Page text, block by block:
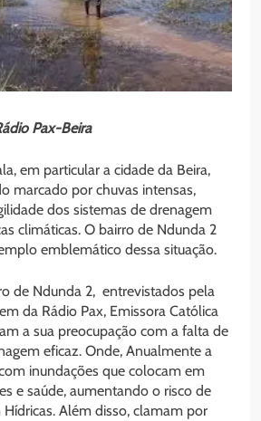
Pax-Beira
em particular a cidade da Beira,
marcado por chuvas intensas,
dos sistemas de drenagem
climáticas. O bairro de Ndunda 2
emblemático dessa situação.
de Ndunda 2, entrevistados pela
da Rádio Pax, Emissora Católica
a sua preocupação com a falta de
eficaz. Onde, Anualmente a
inundações que colocam em
e saúde, aumentando o risco de
Além disso, clamam por